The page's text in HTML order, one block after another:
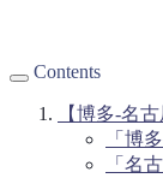
Contents
【博多-名
「博
「名